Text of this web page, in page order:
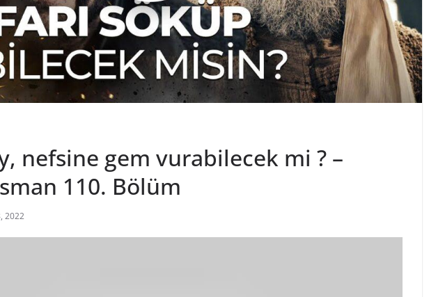
nefsine gem vurabilecek mi ? –
110. Bölüm
2022